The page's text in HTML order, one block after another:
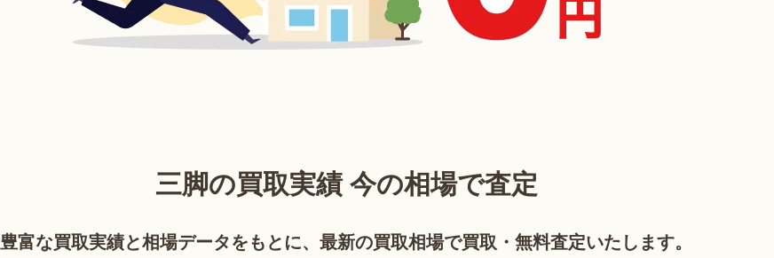
三脚の買取実績 今の相場で査定
豊富な買取実績と相場データをもとに、最新の買取相場で買取・無料査定いたします。